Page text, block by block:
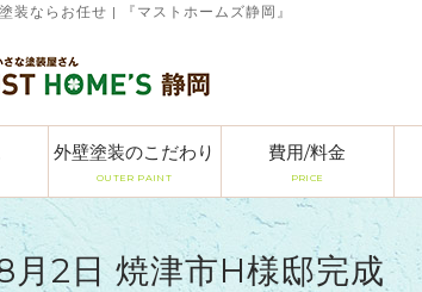
装ならお任せ | 『マストホームズ静岡』
外壁塗装のこだわり
OUTER PAINT
費用/料金
PRICE
2日 焼津市H様邸完成